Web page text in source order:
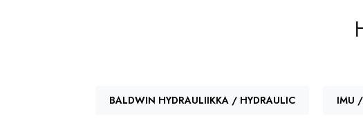
BALDWIN HYDRAULIIKKA / HYDRAULIC IMU